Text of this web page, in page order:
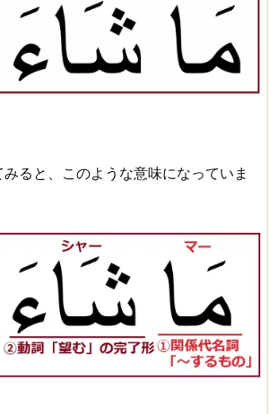
ると、このような意味になっていま